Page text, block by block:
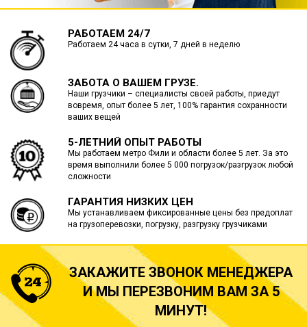
РАБОТАЕМ 24/7
Работаем 24 часа в сутки, 7 дней в неделю
ЗАБОТА О ВАШЕМ ГРУЗЕ.
Наши грузчики – специалисты своей работы, приедут
вовремя, опыт более 5 лет, 100% гарантия сохранности
ваших вещей
5-ЛЕТНИЙ ОПЫТ РАБОТЫ
Мы работаем метро Фили и области более 5 лет. За это
время выполнили более 5 000 погрузок/разгрузок любой
сложности
ГАРАНТИЯ НИЗКИХ ЦЕН
Мы устанавливаем фиксированные цены без предоплат
на грузоперевозки, погрузку, разгрузку грузчиками
ЗАКАЖИТЕ ЗВОНОК МЕНЕДЖЕРА
И МЫ ПЕРЕЗВОНИМ ВАМ ЗА 5
МИНУТ!